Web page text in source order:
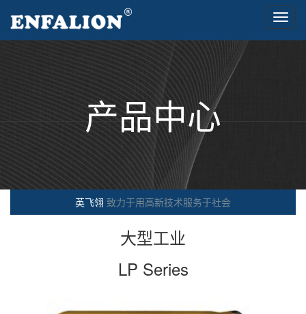
产品中心
英飞翎 致力于用高新技术服务于社会
大型工业
LP Series